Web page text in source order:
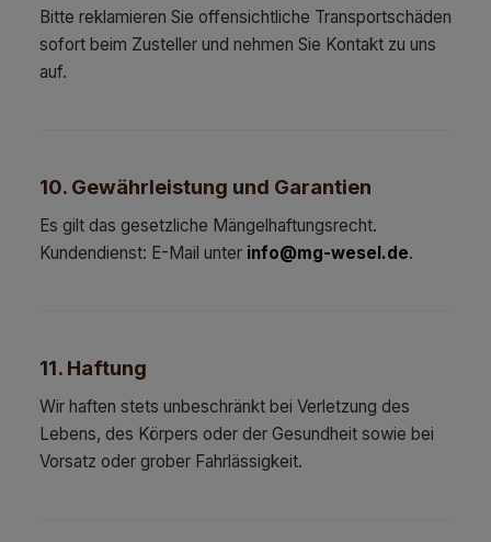
Bitte reklamieren Sie offensichtliche Transportschäden
sofort beim Zusteller und nehmen Sie Kontakt zu uns
auf.
10. Gewährleistung und Garantien
Es gilt das gesetzliche Mängelhaftungsrecht.
Kundendienst: E-Mail unter info@mg-wesel.de.
11. Haftung
Wir haften stets unbeschränkt bei Verletzung des
Lebens, des Körpers oder der Gesundheit sowie bei
Vorsatz oder grober Fahrlässigkeit.